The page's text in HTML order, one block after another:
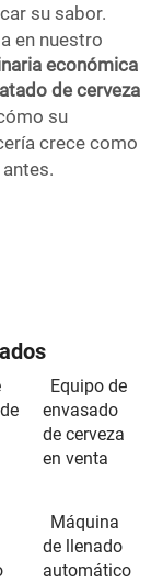
su sabor.
en nuestro
económica
de cerveza
su
crece como
Equipo de
envasado
de cerveza
en venta
Máquina
de llenado
automático